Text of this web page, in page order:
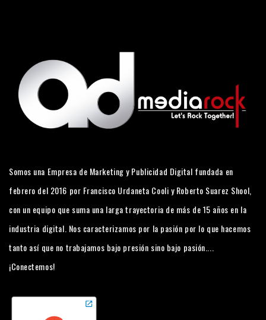
Somos una Empresa de Marketing y Publicidad Digital fundada en
febrero del 2016 por Francisco Urdaneta Cooli y Roberto Suarez Shool,
con un equipo que suma una larga trayectoria de más de 15 años en la
industria digital. Nos caracterizamos por la pasión por lo que hacemos
tanto así que no trabajamos bajo presión sino bajo pasión....
¡Conectemos!